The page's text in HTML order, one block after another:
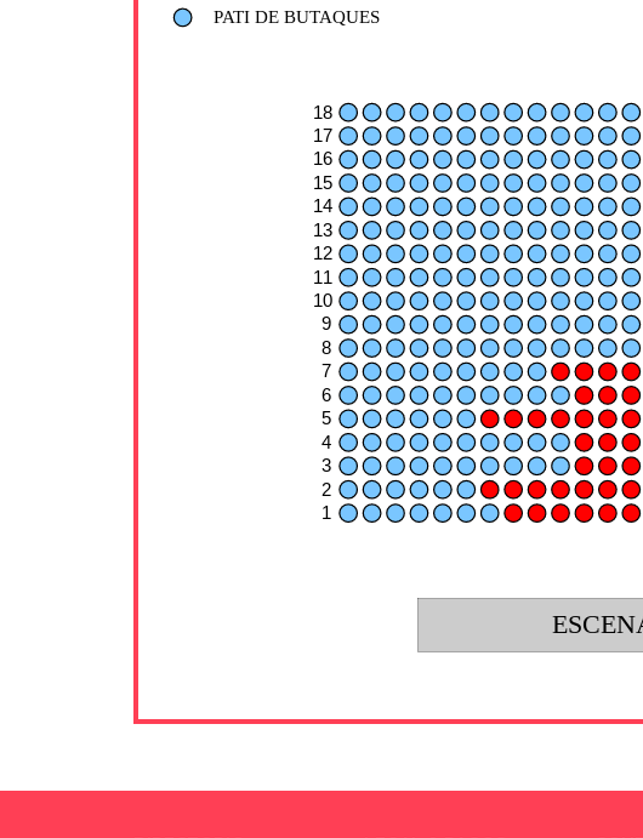
18
17
16
15
14
13
12
11
10
9
8
7
6
5
4
3
2
1
PATI DE BUTAQUES